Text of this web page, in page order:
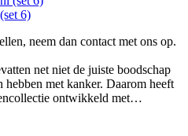
6)
neem dan contact met ons op.
net niet de juiste boodschap
hebben met kanker. Daarom heeft
ontwikkeld met…